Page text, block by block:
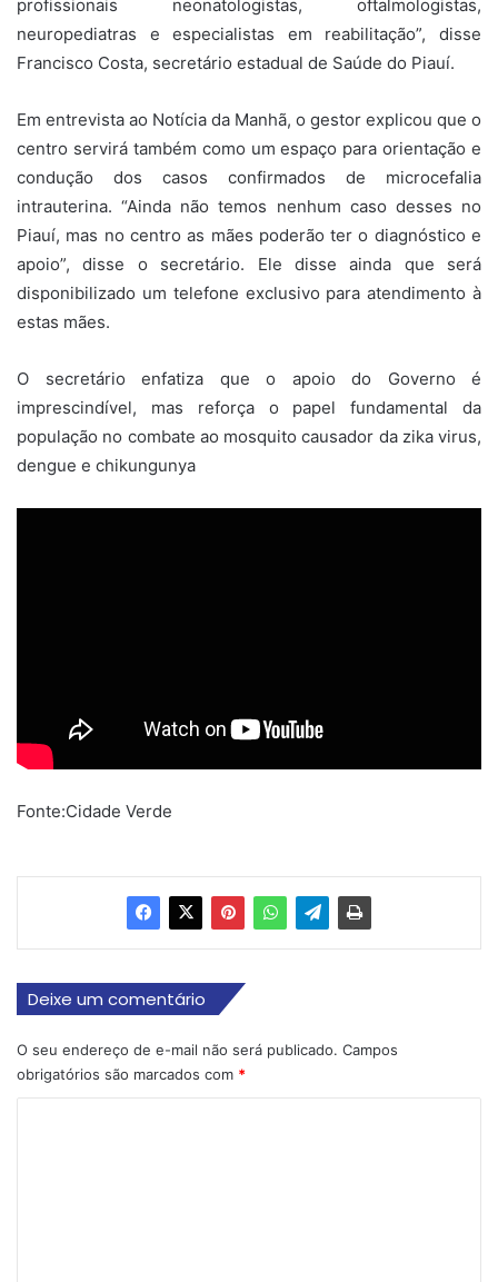
profissionais neonatologistas, oftalmologistas,
neuropediatras e especialistas em reabilitação”, disse
Francisco Costa, secretário estadual de Saúde do Piauí.
Em entrevista ao Notícia da Manhã, o gestor explicou que o
centro servirá também como um espaço para orientação e
condução dos casos confirmados de microcefalia
intrauterina. “Ainda não temos nenhum caso desses no
Piauí, mas no centro as mães poderão ter o diagnóstico e
apoio”, disse o secretário. Ele disse ainda que será
disponibilizado um telefone exclusivo para atendimento à
estas mães.
O secretário enfatiza que o apoio do Governo é
imprescindível, mas reforça o papel fundamental da
população no combate ao mosquito causador da zika virus,
dengue e chikungunya
Fonte:Cidade Verde
Deixe um comentário
O seu endereço de e-mail não será publicado. Campos
obrigatórios são marcados com *